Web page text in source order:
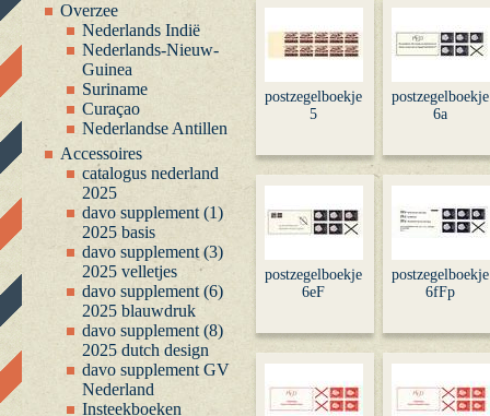
Overzee
Nederlands Indië
Nederlands-Nieuw-
Guinea
Suriname
Curaçao
Nederlandse Antillen
Accessoires
catalogus nederland
2025
davo supplement (1)
2025 basis
davo supplement (3)
2025 velletjes
davo supplement (6)
2025 blauwdruk
davo supplement (8)
2025 dutch design
davo supplement GV
Nederland
Insteekboeken
postzegelboekje
5
postzegelboekje
6a
postzegelboekje
6eF
postzegelboekje
6fFp